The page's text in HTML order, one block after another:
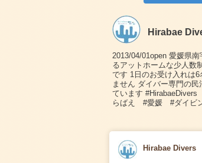
Hirabae
2013/04/01open 愛媛県
るアットホームな少人数
です 1日のお受け入れは
ません ダイバー専門の民
ています
らばえ #愛媛 #ダイビ
Hirabae Divers